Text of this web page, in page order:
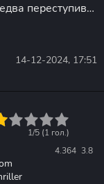
переступив
14-12-2024, 17:51
4.364 3.8
1/5 (1 гол.)